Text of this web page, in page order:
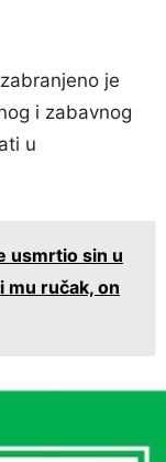
je
i zabavnog
u
usmrtio sin u
mu ručak, on